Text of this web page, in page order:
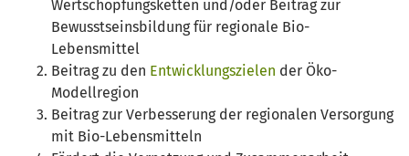
Wertschöpfungsketten und/oder Beitrag zur
Bewusstseinsbildung für regionale Bio-
Lebensmittel
Beitrag zu den Entwicklungszielen der Öko-
Modellregion
Beitrag zur Verbesserung der regionalen Versorgung
mit Bio-Lebensmitteln